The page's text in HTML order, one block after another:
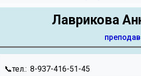
Лаврикова
📞тел.: 8-937-416-51-45